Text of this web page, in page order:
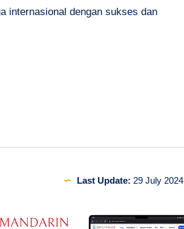
internasional dengan sukses dan
Last Update: 29 July 2024